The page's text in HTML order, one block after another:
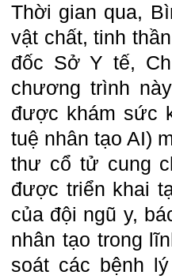
Thời gian qua,
vật chất, tinh
đốc Sở Y tế,
chương trình
được khám sức
tuệ nhân tạo AI)
thư cổ tử cung
được triển khai
của đội ngũ y,
nhân tạo trong
soát các bệnh